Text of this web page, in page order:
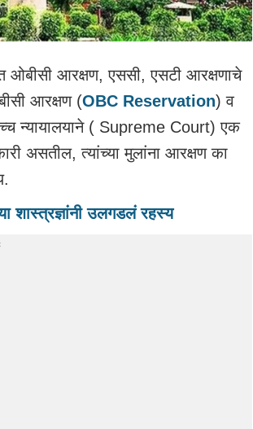
आरक्षण, एससी, एसटी आरक्षणाचे
आरक्षण (OBC Reservation) व
न्यायालयाने ( Supreme Court) एक
असतील, त्यांच्या मुलांना आरक्षण का
शास्त्रज्ञांनी उलगडलं रहस्य